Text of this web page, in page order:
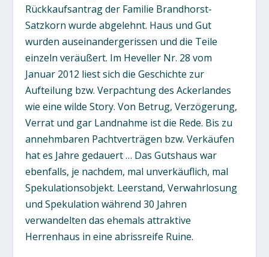
Rückkaufsantrag der Familie Brandhorst-
Satzkorn wurde abgelehnt. Haus und Gut
wurden auseinandergerissen und die Teile
einzeln veräußert. Im Heveller Nr. 28 vom
Januar 2012 liest sich die Geschichte zur
Aufteilung bzw. Verpachtung des Ackerlandes
wie eine wilde Story. Von Betrug, Verzögerung,
Verrat und gar Landnahme ist die Rede. Bis zu
annehmbaren Pachtverträgen bzw. Verkäufen
hat es Jahre gedauert … Das Gutshaus war
ebenfalls, je nachdem, mal unverkäuflich, mal
Spekulationsobjekt. Leerstand, Verwahrlosung
und Spekulation während 30 Jahren
verwandelten das ehemals attraktive
Herrenhaus in eine abrissreife Ruine.